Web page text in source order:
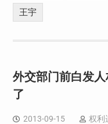
王宇
外交部门前白发
了
2013-09-15 权利